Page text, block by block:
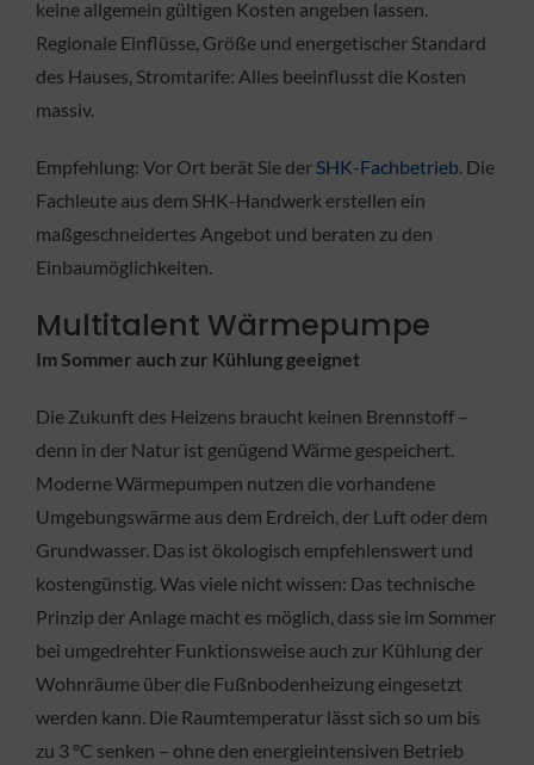
keine allgemein gültigen Kosten angeben lassen.
Regionale Einflüsse, Größe und energetischer Standard
des Hauses, Stromtarife: Alles beeinflusst die Kosten
massiv.
Empfehlung: Vor Ort berät Sie derSHK-Fachbetrieb. Die
Fachleute aus dem SHK-Handwerk erstellen ein
maßgeschneidertes Angebot und beraten zu den
Einbaumöglichkeiten.
Multitalent Wärmepumpe
Im Sommer auch zur Kühlung geeignet
Die Zukunft des Heizens braucht keinen Brennstoff –
denn in der Natur ist genügend Wärme gespeichert.
Moderne Wärmepumpen nutzen die vorhandene
Umgebungswärme aus dem Erdreich, der Luft oder dem
Grundwasser. Das ist ökologisch empfehlenswert und
kostengünstig. Was viele nicht wissen: Das technische
Prinzip der Anlage macht es möglich, dass sie im Sommer
bei umgedrehter Funktionsweise auch zur Kühlung der
Wohnräume über die Fußnbodenheizung eingesetzt
werden kann. Die Raumtemperatur lässt sich so um bis
zu 3 °C senken – ohne den energieintensiven Betrieb